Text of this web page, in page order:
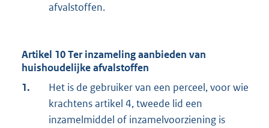
afvalstoffen.
Artikel 10 Ter inzameling aanbieden van
huishoudelijke afvalstoffen
1.
Het is de gebruiker van een perceel, voor wie
krachtens artikel 4, tweede lid een
inzamelmiddel of inzamelvoorziening is